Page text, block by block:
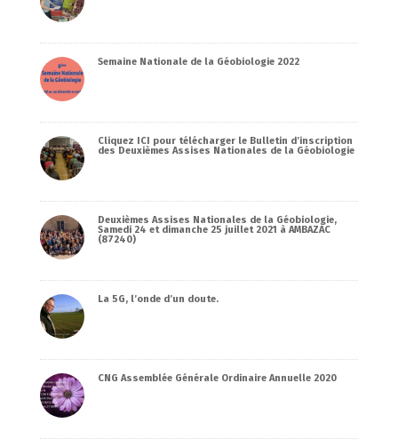
Semaine Nationale de la Géobiologie 2022
Cliquez ICI pour télécharger le Bulletin d’inscription
des Deuxièmes Assises Nationales de la Géobiologie
Deuxièmes Assises Nationales de la Géobiologie,
Samedi 24 et dimanche 25 juillet 2021 à AMBAZAC
(87240)
La 5G, l’onde d’un doute.
CNG Assemblée Générale Ordinaire Annuelle 2020